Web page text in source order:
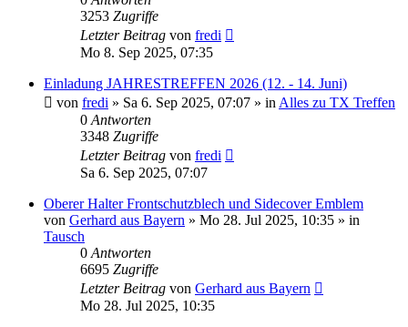
3253 Zugriffe
Letzter Beitrag von fredi
Mo 8. Sep 2025, 07:35
Einladung JAHRESTREFFEN 2026 (12. - 14. Juni)
von fredi » Sa 6. Sep 2025, 07:07 » in Alles zu TX Treffen
0 Antworten
3348 Zugriffe
Letzter Beitrag von fredi
Sa 6. Sep 2025, 07:07
Oberer Halter Frontschutzblech und Sidecover Emblem
von Gerhard aus Bayern » Mo 28. Jul 2025, 10:35 » in
Tausch
0 Antworten
6695 Zugriffe
Letzter Beitrag von Gerhard aus Bayern
Mo 28. Jul 2025, 10:35